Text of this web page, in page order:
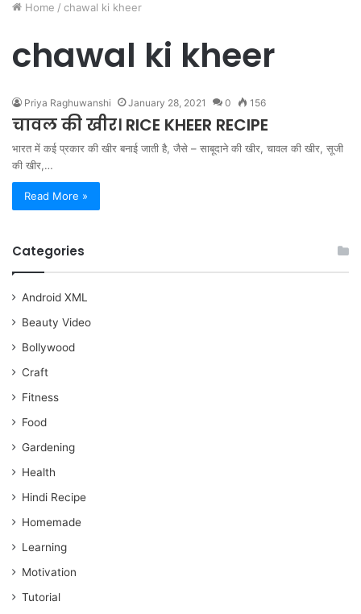
Home / chawal ki kheer
chawal ki kheer
Priya Raghuwanshi January 28, 2021 0 156
चावल की खीर। RICE KHEER RECIPE
भारत में कई प्रकार की खीर बनाई जाती है, जैसे – साबूदाने की खीर, चावल की खीर, सूजी
की खीर,…
Read More »
Categories
Android XML
Beauty Video
Bollywood
Craft
Fitness
Food
Gardening
Health
Hindi Recipe
Homemade
Learning
Motivation
Tutorial